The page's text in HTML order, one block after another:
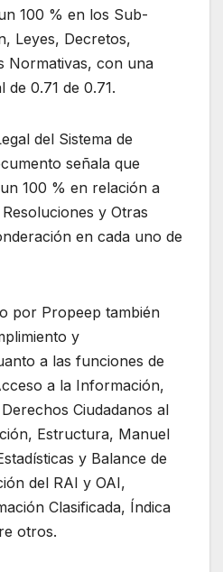
100 % en los Sub-
Leyes, Decretos,
Normativas, con una
de 0.71 de 0.71.
del Sistema de
señala que
100 % en relación a
y Otras
en cada uno de
por Propeep también
y
a las funciones de
a la Información,
Ciudadanos al
Estructura, Manuel
y Balance de
del RAI y OAI,
Clasificada, Índica
otros.